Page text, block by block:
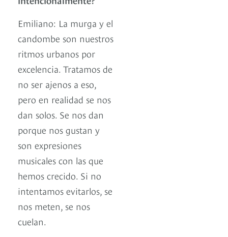
Emiliano: La murga y el
candombe son nuestros
ritmos urbanos por
excelencia. Tratamos de
no ser ajenos a eso,
pero en realidad se nos
dan solos. Se nos dan
porque nos gustan y
son expresiones
musicales con las que
hemos crecido. Si no
intentamos evitarlos, se
nos meten, se nos
cuelan.